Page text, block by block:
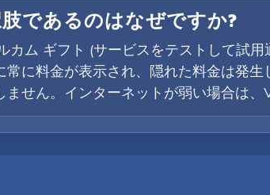
であるのはなぜですか?
カム ギフト (サービスをテストして試
に料金が表示され、隠れた料金は発
せん。インターネットが弱い場合は、